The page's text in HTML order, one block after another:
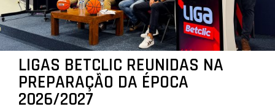
LIGAS BETCLIC REUNIDAS NA
PREPARAÇÃO DA ÉPOCA
2026/2027